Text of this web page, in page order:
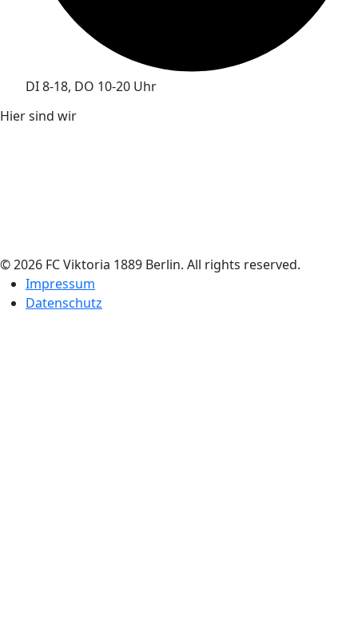
DI 8-18, DO 10-20 Uhr
Hier sind wir
© 2026 FC Viktoria 1889 Berlin. All rights reserved.
Impressum
Datenschutz